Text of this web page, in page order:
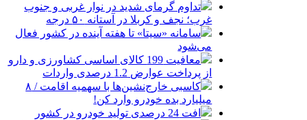
تداوم گرمای شدید در نوار غربی و جنوب
غرب؛ نجف و کربلا در آستانه ۵۰ درجه
سامانه «سیتا» تا هفته آینده در کشور فعال
می‌شود
معافیت 199 کالای اساسی کشاورزی و دارو
از پرداخت عوارض 1.2 درصدی واردات
کاسبی خارج‌نشین‌ها با سهمیه اقامت / ۸
میلیارد بده خودرو وارد کن!
افت 24 درصدی تولید خودرو در کشور